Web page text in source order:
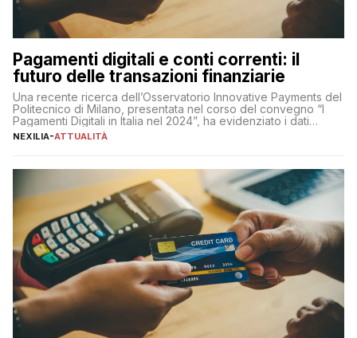
Pagamenti digitali e conti correnti: il
futuro delle transazioni finanziarie
Una recente ricerca dell’Osservatorio Innovative Payments del
Politecnico di Milano, presentata nel corso del convegno “I
Pagamenti Digitali in Italia nel 2024”, ha evidenziato i dati
definitivi del primo semestre 2024 relativamente alle
NEXILIA-ATTUALITÀ